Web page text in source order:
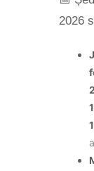
2026